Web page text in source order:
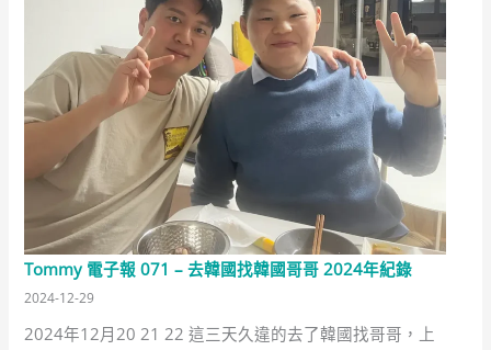
Tommy 電子報 071 – 去韓國找韓國哥哥 2024年紀錄
2024-12-29
2024年12月20 21 22 這三天久違的去了韓國找哥哥，上